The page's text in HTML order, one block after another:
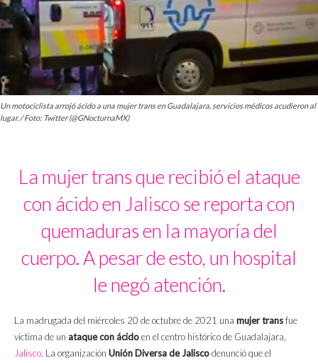
Un motociclista arrojó ácido a una mujer trans en Guadalajara, servicios médicos acudieron al
lugar. / Foto: Twitter (@GNocturnaMX)
La mujer trans que recibió el ataque
con ácido en Jalisco se reporta con
quemaduras en la mayoría del
cuerpo. A pesar de esto, un hospital
le negó atención.
La madrugada del miércoles 20 de octubre de 2021 una mujer transfue
víctima de un ataque con ácidoen el centro histórico de Guadalajara,
Jalisco. La organización Unión Diversa de Jaliscodenunció que el